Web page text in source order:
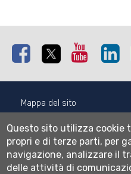
Facebook Twitter
Mappa del sito
Informativa privacy
Cookie settings
Wi-fi
Questo sito utilizza cookie
propri e di terze parti, per
navigazione, analizzare il
delle attività di